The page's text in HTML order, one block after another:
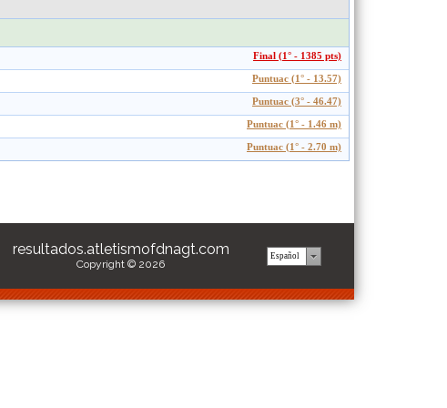
Final (1° - 1385 pts)
Puntuac (1° - 13.57)
Puntuac (3° - 46.47)
Puntuac (1° - 1.46 m)
Puntuac (1° - 2.70 m)
resultados.atletismofdnagt.com
Copyright © 2026